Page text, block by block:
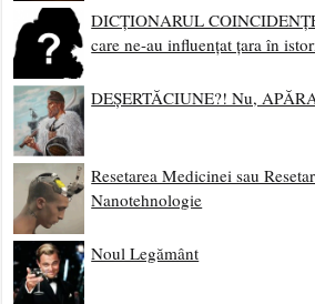
DICȚIONARUL
care ne-au influențat țara în
DEȘERTĂCIUNE?! Nu,
Resetarea Medicinei sau
Nanotehnologie
Noul Legământ